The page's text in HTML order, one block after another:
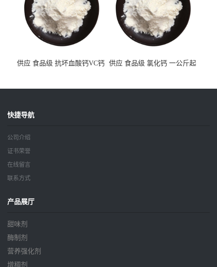
供应 食品级 抗坏血酸钙VC钙 供应 食品级 氯化钙 一公斤起
快捷导航
公司介绍
证书荣誉
在线留言
联系方式
产品展厅
甜味剂
酶制剂
营养强化剂
增稠剂